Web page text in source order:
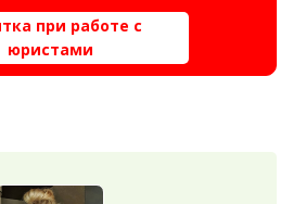
при работе с
юристами